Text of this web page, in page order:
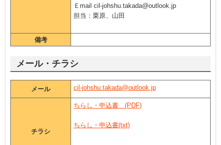
Ｅmail cil-johshu.takada@outlook.jp
担当：栗原、山田
備考
メール・チラシ
メール cil-johshu.takada@outlook.jp
チラシ
ちらし・申込書 (PDF)
ちらし・申込書(txt)